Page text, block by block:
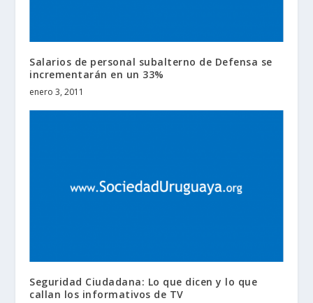
Salarios de personal subalterno de Defensa se
incrementarán en un 33%
enero 3, 2011
Seguridad Ciudadana: Lo que dicen y lo que
callan los informativos de TV